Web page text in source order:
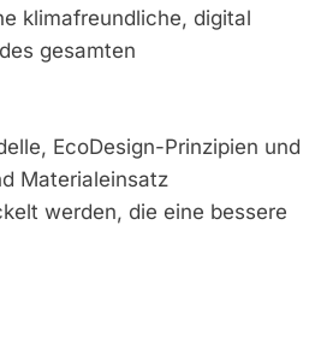
klimafreundliche, digital
gesamten
EcoDesign-Prinzipien und
Materialeinsatz
werden, die eine bessere